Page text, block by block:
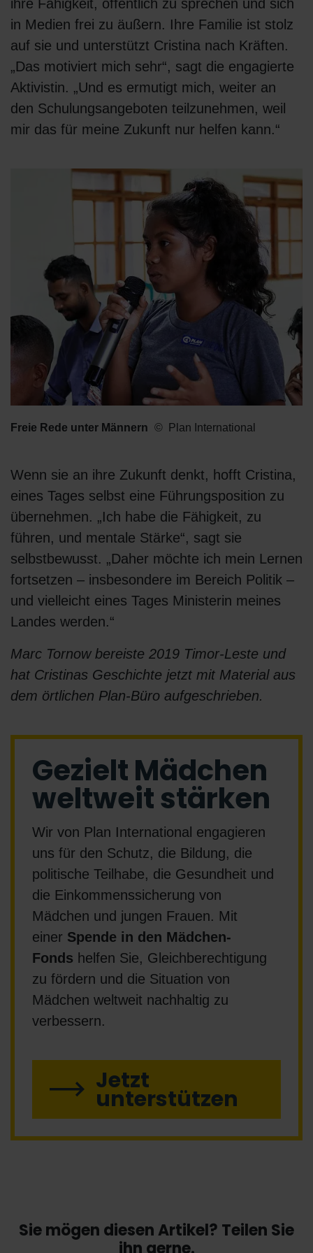
ihre Fähigkeit, öffentlich zu sprechen und sich
in Medien frei zu äußern. Ihre Familie ist stolz
auf sie und unterstützt Cristina nach Kräften.
„Das motiviert mich sehr“, sagt die engagierte
Aktivistin. „Und es ermutigt mich, weiter an
den Schulungsangeboten teilzunehmen, weil
mir das für meine Zukunft nur helfen kann.“
Freie Rede unter Männern Plan International
Wenn sie an ihre Zukunft denkt, hofft Cristina,
eines Tages selbst eine Führungsposition zu
übernehmen. „Ich habe die Fähigkeit, zu
führen, und mentale Stärke“, sagt sie
selbstbewusst. „Daher möchte ich mein Lernen
fortsetzen – insbesondere im Bereich Politik –
und vielleicht eines Tages Ministerin meines
Landes werden.“
Marc Tornow bereiste 2019 Timor-Leste und
hat Cristinas Geschichte jetzt mit Material aus
dem örtlichen Plan-Büro aufgeschrieben.
Gezielt Mädchen
weltweit stärken
Wir von Plan International engagieren
uns für den Schutz, die Bildung, die
politische Teilhabe, die Gesundheit und
die Einkommenssicherung von
Mädchen und jungen Frauen. Mit
einer Spende in den Mädchen-
Fonds helfen Sie, Gleichberechtigung
zu fördern und die Situation von
Mädchen weltweit nachhaltig zu
verbessern.
Jetzt
unterstützen
Sie mögen diesen Artikel? Teilen Sie
ihn gerne.